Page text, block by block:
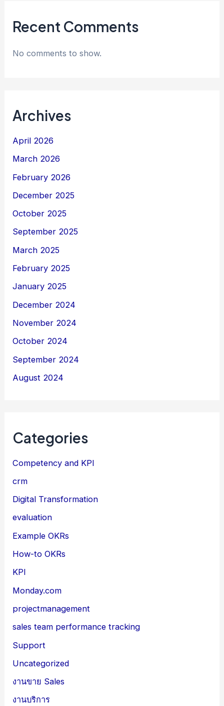
Recent Comments
No comments to show.
Archives
April 2026
March 2026
February 2026
December 2025
October 2025
September 2025
March 2025
February 2025
January 2025
December 2024
November 2024
October 2024
September 2024
August 2024
Categories
Competency and KPI
crm
Digital Transformation
evaluation
Example OKRs
How-to OKRs
KPI
Monday.com
projectmanagement
sales team performance tracking
Support
Uncategorized
งานขาย Sales
งานบริการ